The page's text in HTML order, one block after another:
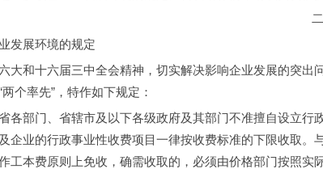
展环境的规定
和十六届三中全会精神，切实解决影响企业发展的突出
个率先”，特作如下规定：
部门、省辖市及以下各级政府及其部门不准擅自设立行
企业的行政事业性收费项目一律按收费标准的下限收取。
工本费原则上免收，确需收取的，必须由价格部门按照实